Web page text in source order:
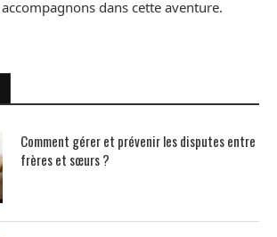
dans cette aventure.
Comment gérer et prévenir les disputes entre
frères et sœurs ?